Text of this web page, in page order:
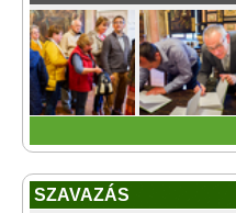
SZAVAZÁS